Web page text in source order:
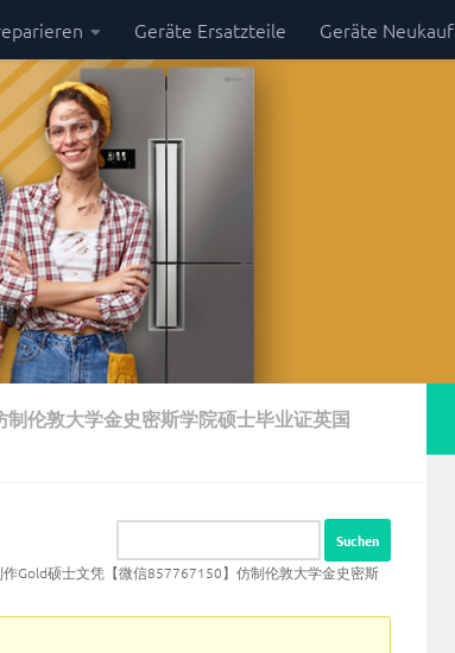
Geräte Ersatzteile Geräte Neukauf
伦敦大学金史密斯学院硕士毕业证英国
Gold硕士文凭【微信857767150】仿制伦敦大学金史密斯